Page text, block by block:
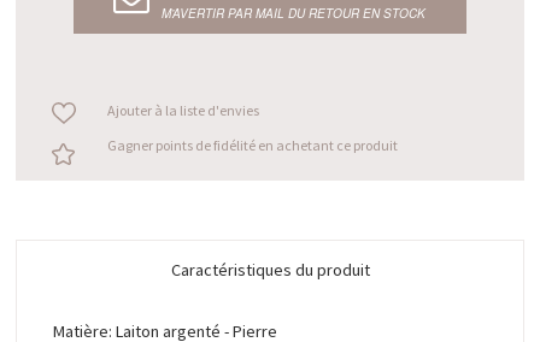
M’AVERTIR PAR MAIL DU RETOUR EN STOCK
Ajouter à la liste d'envies
Gagner points de fidélité en achetant ce produit
Caractéristiques du produit
Matière: Laiton argenté - Pierre